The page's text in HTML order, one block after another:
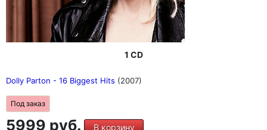
1 CD
Dolly Parton - 16 Biggest Hits (2007)
Под заказ
5999 руб. В корзину